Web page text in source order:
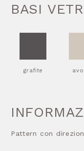
BASI
grafite
Pattern con